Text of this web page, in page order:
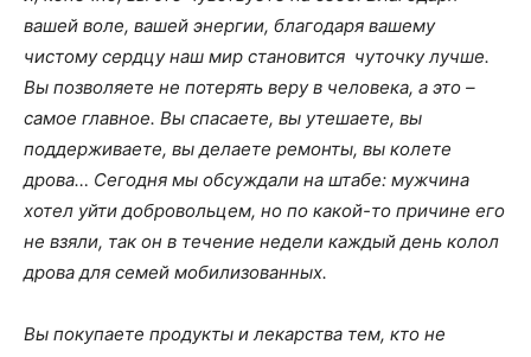
вашей воле, вашей энергии, благодаря вашему
чистому сердцу наш мир становится чуточку лучше.
Вы позволяете не потерять веру в человека, а это –
самое главное. Вы спасаете, вы утешаете, вы
поддерживаете, вы делаете ремонты, вы колете
дрова… Сегодня мы обсуждали на штабе: мужчина
хотел уйти добровольцем, но по какой-то причине его
не взяли, так он в течение недели каждый день колол
дрова для семей мобилизованных.
Вы покупаете продукты и лекарства тем, кто не